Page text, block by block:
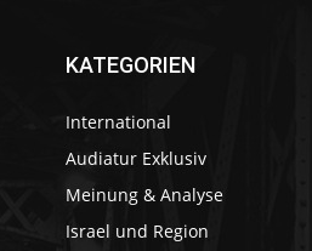
KATEGORIEN
International
Audiatur Exklusiv
Meinung & Analyse
Israel und Region